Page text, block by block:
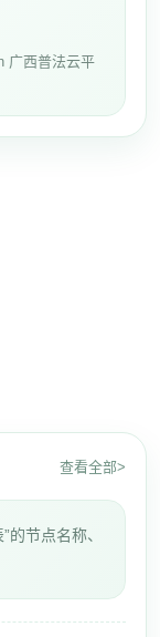
广西普法云平
查看全部>
的节点名称、